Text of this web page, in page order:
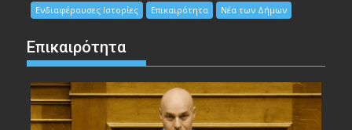
Ενδιαφέρουσες Ιστορίες Επικαιρότητα Νέα των Δήμων
Επικαιρότητα